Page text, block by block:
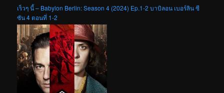
เร็วๆ นี้ – Babylon Berlin: Season 4 (2024) Ep.1-2 บาบิลอน เบอร์ลิน ซี
ซัน 4 ตอนที่ 1-2